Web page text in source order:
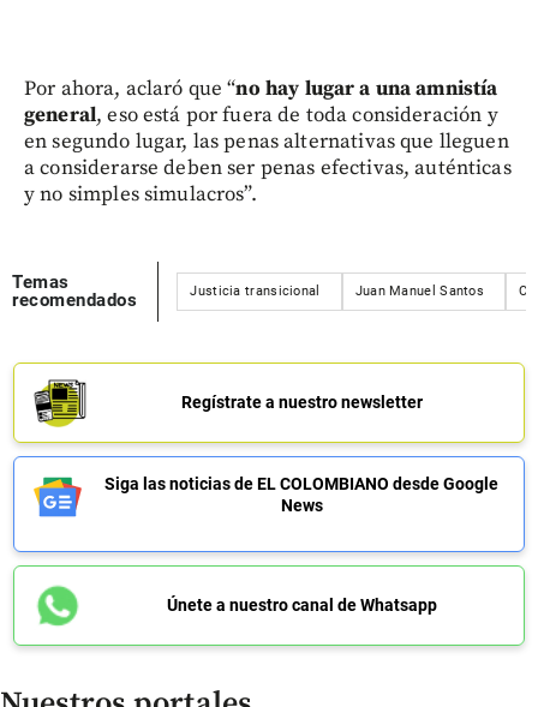
Por ahora, aclaró que “no hay lugar a una amnistía
general, eso está por fuera de toda consideración y
en segundo lugar, las penas alternativas que lleguen
a considerarse deben ser penas efectivas, auténticas
y no simples simulacros”.
Temas
recomendados
Justicia transicional Juan Manuel Santos
Regístrate a nuestro newsletter
Siga las noticias de EL COLOMBIANO desde Google
News
Únete a nuestro canal de Whatsapp